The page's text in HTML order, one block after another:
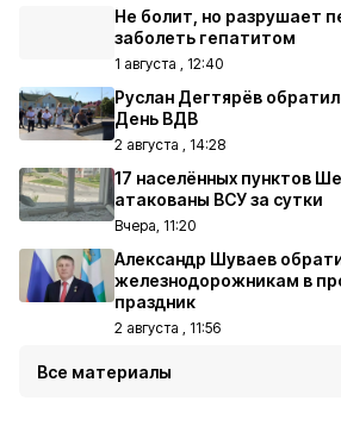
Не болит, но разрушает
заболеть гепатитом
1 августа , 12:40
Руслан Дегтярёв
День ВДВ
2 августа , 14:28
17 населённых пунктов
атакованы ВСУ за сутки
Вчера, 11:20
Александр Шуваев
железнодорожникам в
праздник
2 августа , 11:56
Все материалы